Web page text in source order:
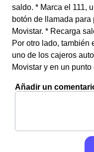
saldo. * Marca el 111,
botón de llamada
Movistar. * Recarga
Por otro lado, también
uno de los cajeros
Movistar y en un
Añadir un